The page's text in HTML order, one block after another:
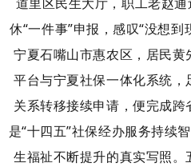
休“一件事”申报，感叹“没想
宁夏石嘴山市惠农区，居民
平台与宁夏社保一体化系统
关系转移接续申请，便完成跨
是“十四五”社保经办服务持续
生福祉不断提升的真实写照。